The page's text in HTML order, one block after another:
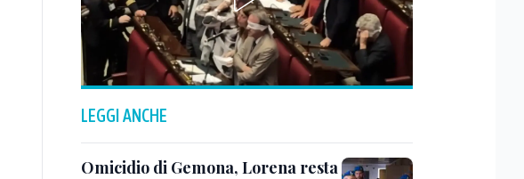
LEGGI ANCHE
Omicidio di Gemona, Lorena resta